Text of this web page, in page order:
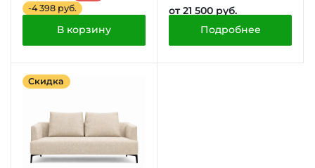
-4 398 руб.
В корзину
от 21 500 руб.
Подробнее
Скидка